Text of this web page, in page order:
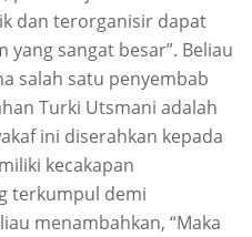
dan terorganisir dapat
sangat besar”. Beliau
salah satu penyembab
Turki Utsmani adalah
ini diserahkan kepada
kecakapan
terkumpul demi
menambahkan, “Maka